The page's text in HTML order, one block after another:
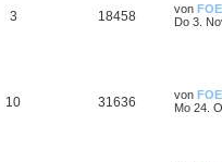
3 18458 von FOE
Do 3.
10 31636 von FOE
Mo 24.